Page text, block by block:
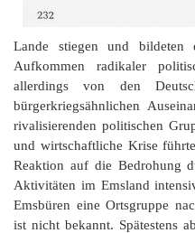
Lande stiegen und bildeten
Aufkommen radikaler
allerdings von den
bürgerkriegsähnlichen
rivalisierenden politischen
und wirtschaftliche Krise
Reaktion auf die Bedrohung
Aktivitäten im Emsland
Emsbüren eine Ortsgruppe
ist nicht bekannt. Spätestens